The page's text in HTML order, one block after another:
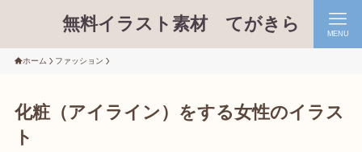
無料イラスト素材 てがきら MENU
ホーム ファッション
化粧（アイライン）をする女性のイラス
ト